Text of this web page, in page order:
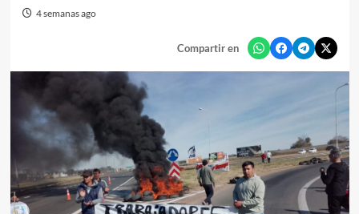
4 semanas ago
Compartir en